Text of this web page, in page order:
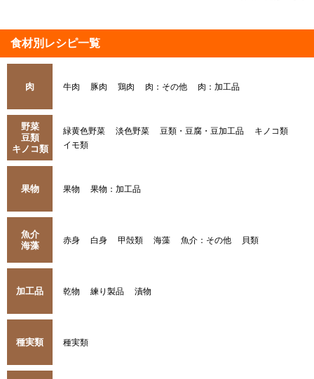
食材別レシピ一覧
肉 牛肉 豚肉 鶏肉 肉：その他 肉：加工品
野菜
豆類
キノコ類
緑黄色野菜 淡色野菜 豆類・豆腐・豆加工品
キノコ類
イモ類
果物 果物 果物：加工品
魚介
海藻
赤身 白身 甲殻類 海藻 魚介：その他 貝類
加工品 乾物 練り製品 漬物
種実類 種実類